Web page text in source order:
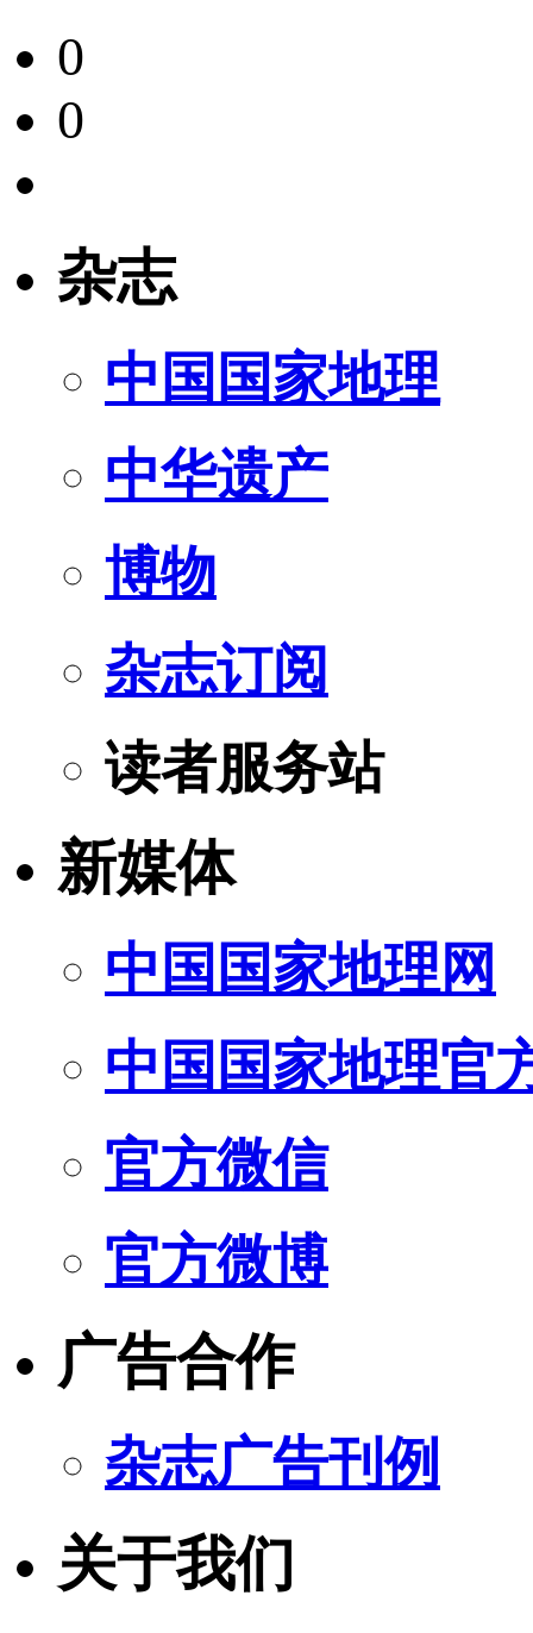
0
0
杂志
中国国家地理
中华遗产
博物
杂志订阅
读者服务站
新媒体
中国国家地理网
中国国家地理官
官方微信
官方微博
广告合作
杂志广告刊例
关于我们